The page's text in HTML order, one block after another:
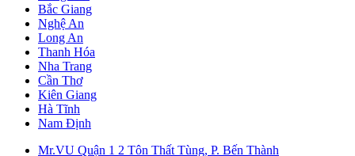
Bắc Giang
Nghệ An
Long An
Thanh Hóa
Nha Trang
Cần Thơ
Kiên Giang
Hà Tĩnh
Nam Định
Mr.VU Quận 1 2 Tôn Thất Tùng, P. Bến Thành